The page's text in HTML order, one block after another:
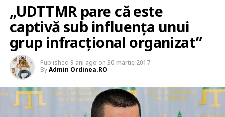
„UDTTMR pare că este
captivă sub influenţa unui
grup infracţional organizat”
Published 9 ani ago on 30 martie 2017
ByAdmin Ordinea.RO